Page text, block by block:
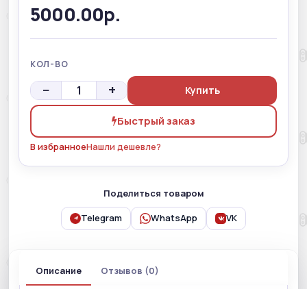
5000.00р.
КОЛ-ВО
− + Купить
Быстрый заказ
В избранноеНашли дешевле?
Поделиться товаром
Telegram WhatsApp VK
Описание Отзывов (0)